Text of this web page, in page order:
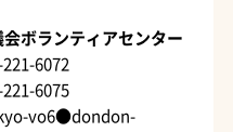
ボランティアセンター
6072
6075
vo6●dondon-